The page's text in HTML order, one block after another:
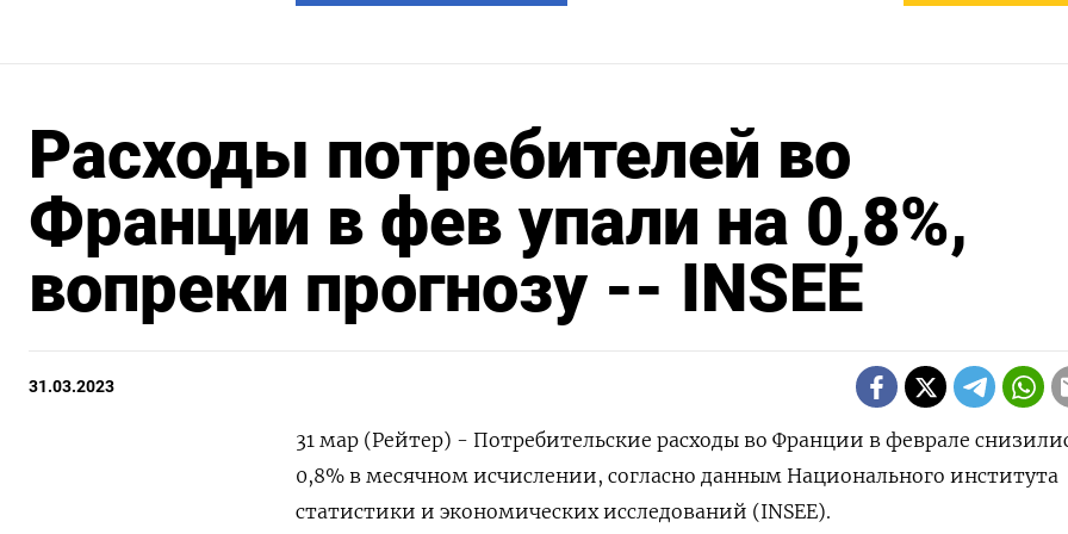
Расходы потребителей во
Франции в фев упали на 0,8%,
вопреки прогнозу -- INSEE
31.03.2023
31 мар (Рейтер) - Потребительские расходы во Франции в феврале
0,8% в месячном исчислении, согласно данным Национального института
статистики и экономических исследований (INSEE).